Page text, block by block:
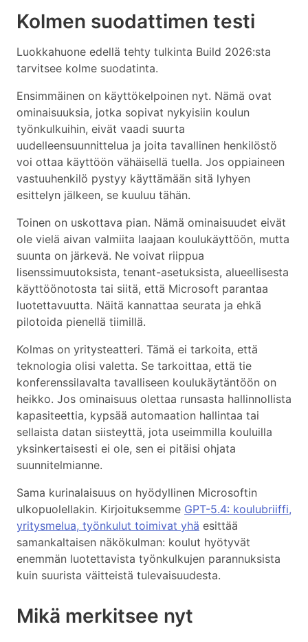
Kolmen suodattimen testi
Luokkahuone edellä tehty tulkinta Build 2026:sta
tarvitsee kolme suodatinta.
Ensimmäinen on käyttökelpoinen nyt. Nämä ovat
ominaisuuksia, jotka sopivat nykyisiin koulun
työnkulkuihin, eivät vaadi suurta
uudelleensuunnittelua ja joita tavallinen henkilöstö
voi ottaa käyttöön vähäisellä tuella. Jos oppiaineen
vastuuhenkilö pystyy käyttämään sitä lyhyen
esittelyn jälkeen, se kuuluu tähän.
Toinen on uskottava pian. Nämä ominaisuudet eivät
ole vielä aivan valmiita laajaan koulukäyttöön, mutta
suunta on järkevä. Ne voivat riippua
lisenssimuutoksista, tenant-asetuksista, alueellisesta
käyttöönotosta tai siitä, että Microsoft parantaa
luotettavuutta. Näitä kannattaa seurata ja ehkä
pilotoida pienellä tiimillä.
Kolmas on yritysteatteri. Tämä ei tarkoita, että
teknologia olisi valetta. Se tarkoittaa, että tie
konferenssilavalta tavalliseen koulukäytäntöön on
heikko. Jos ominaisuus olettaa runsasta hallinnollista
kapasiteettia, kypsää automaation hallintaa tai
sellaista datan siisteyttä, jota useimmilla kouluilla
yksinkertaisesti ei ole, sen ei pitäisi ohjata
suunnitelmianne.
Sama kurinalaisuus on hyödyllinen Microsoftin
ulkopuolellakin. Kirjoituksemme GPT-5.4: koulubriiffi,
yritysmelua, työnkulut toimivat yhä esittää
samankaltaisen näkökulman: koulut hyötyvät
enemmän luotettavista työnkulkujen parannuksista
kuin suurista väitteistä tulevaisuudesta.
Mikä merkitsee nyt